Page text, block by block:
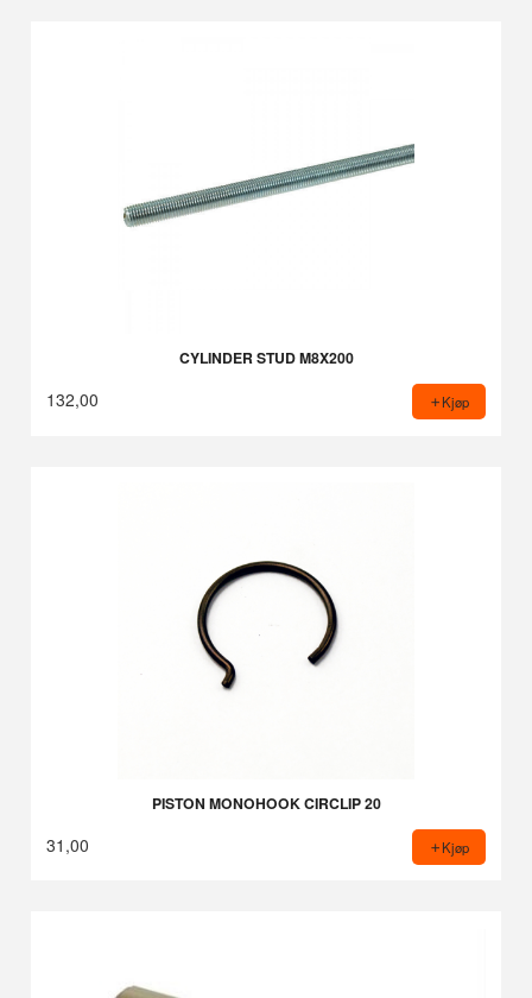
CYLINDER STUD M8X200
132,00 Kjøp
PISTON MONOHOOK CIRCLIP 20
31,00 Kjøp